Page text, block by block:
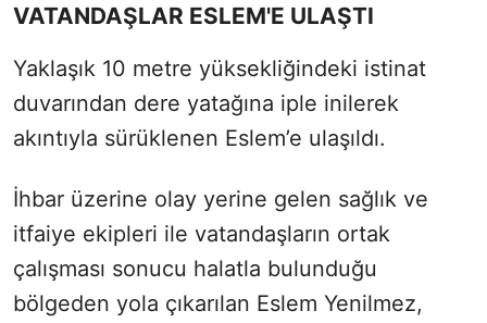
VATANDAŞLAR ESLEM'E ULAŞTI
Yaklaşık 10 metre yüksekliğindeki istinat
duvarından dere yatağına iple inilerek
akıntıyla sürüklenen Eslem’e ulaşıldı.
İhbar üzerine olay yerine gelen sağlık ve
itfaiye ekipleri ile vatandaşların ortak
çalışması sonucu halatla bulunduğu
bölgeden yola çıkarılan Eslem Yenilmez,